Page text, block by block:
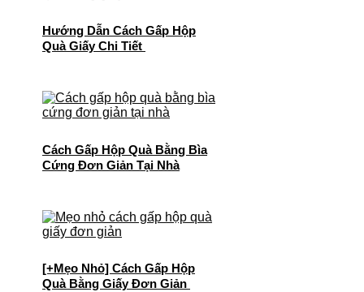
Hướng Dẫn Cách Gấp Hộp
Quà Giấy Chi Tiết
Cách Gấp Hộp Quà Bằng Bìa
Cứng Đơn Giản Tại Nhà
[+Mẹo Nhỏ] Cách Gấp Hộp
Quà Bằng Giấy Đơn Giản